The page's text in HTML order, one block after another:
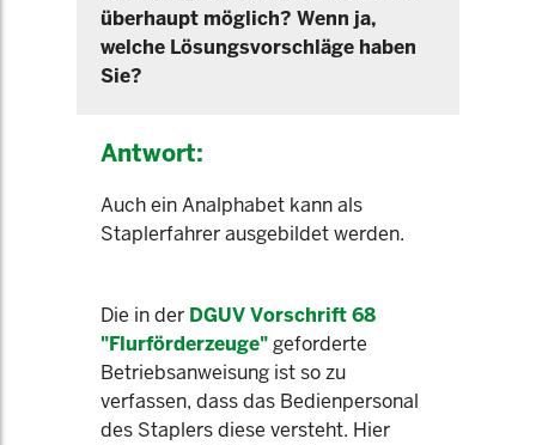
überhaupt möglich? Wenn ja,
welche Lösungsvorschläge haben
Sie?
Antwort:
Auch ein Analphabet kann als
Staplerfahrer ausgebildet werden.
Die in der DGUV Vorschrift 68
"Flurförderzeuge"geforderte
Betriebsanweisung ist so zu
verfassen, dass das Bedienpersonal
des Staplers diese versteht. Hier